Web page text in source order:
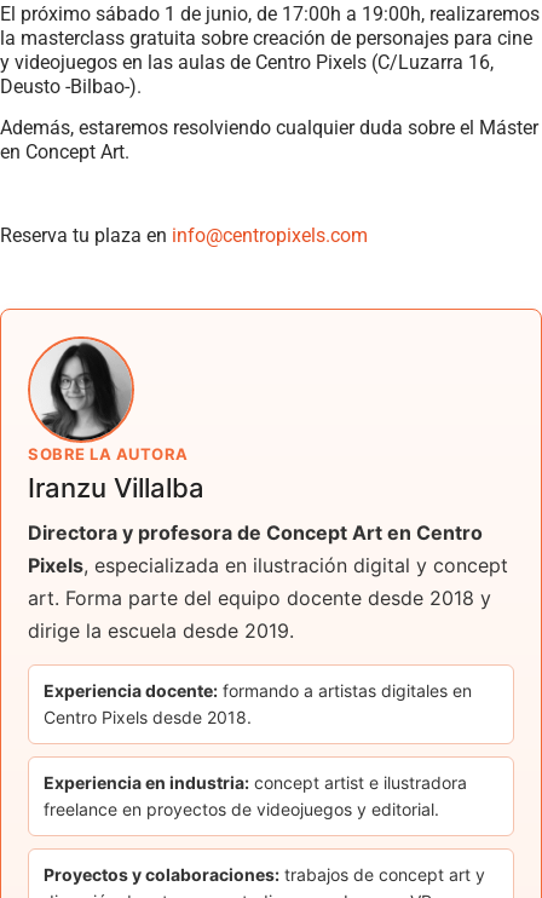
El próximo sábado 1 de junio, de 17:00h a 19:00h, realizaremos
la masterclass gratuita sobre creación de personajes para cine
y videojuegos en las aulas de Centro Pixels (C/Luzarra 16,
Deusto -Bilbao-).
Además, estaremos resolviendo cualquier duda sobre el Máster
en Concept Art.
Reserva tu plaza en info@centropixels.com
SOBRE LA AUTORA
Iranzu Villalba
Directora y profesora de Concept Art en Centro
Pixels, especializada en ilustración digital y concept
art. Forma parte del equipo docente desde 2018 y
dirige la escuela desde 2019.
Experiencia docente: formando a artistas digitales en
Centro Pixels desde 2018.
Experiencia en industria: concept artist e ilustradora
freelance en proyectos de videojuegos y editorial.
Proyectos y colaboraciones: trabajos de concept art y